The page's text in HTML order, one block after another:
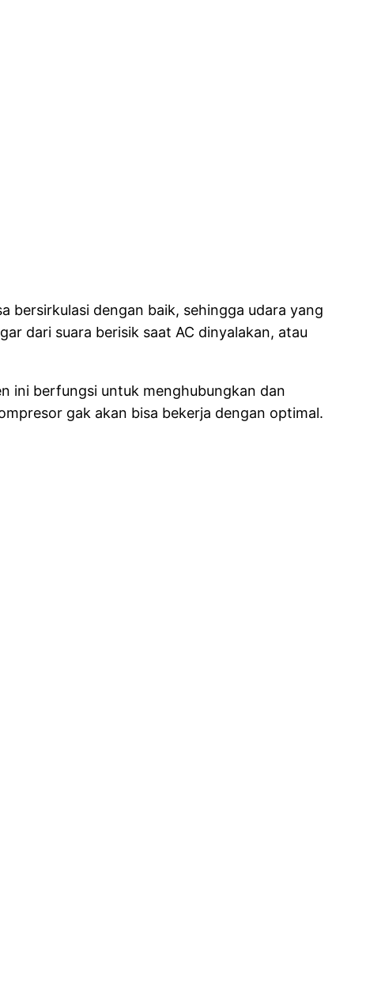
bersirkulasi dengan baik, sehingga udara yang
dari suara berisik saat AC dinyalakan, atau
ini berfungsi untuk menghubungkan dan
gak akan bisa bekerja dengan optimal.